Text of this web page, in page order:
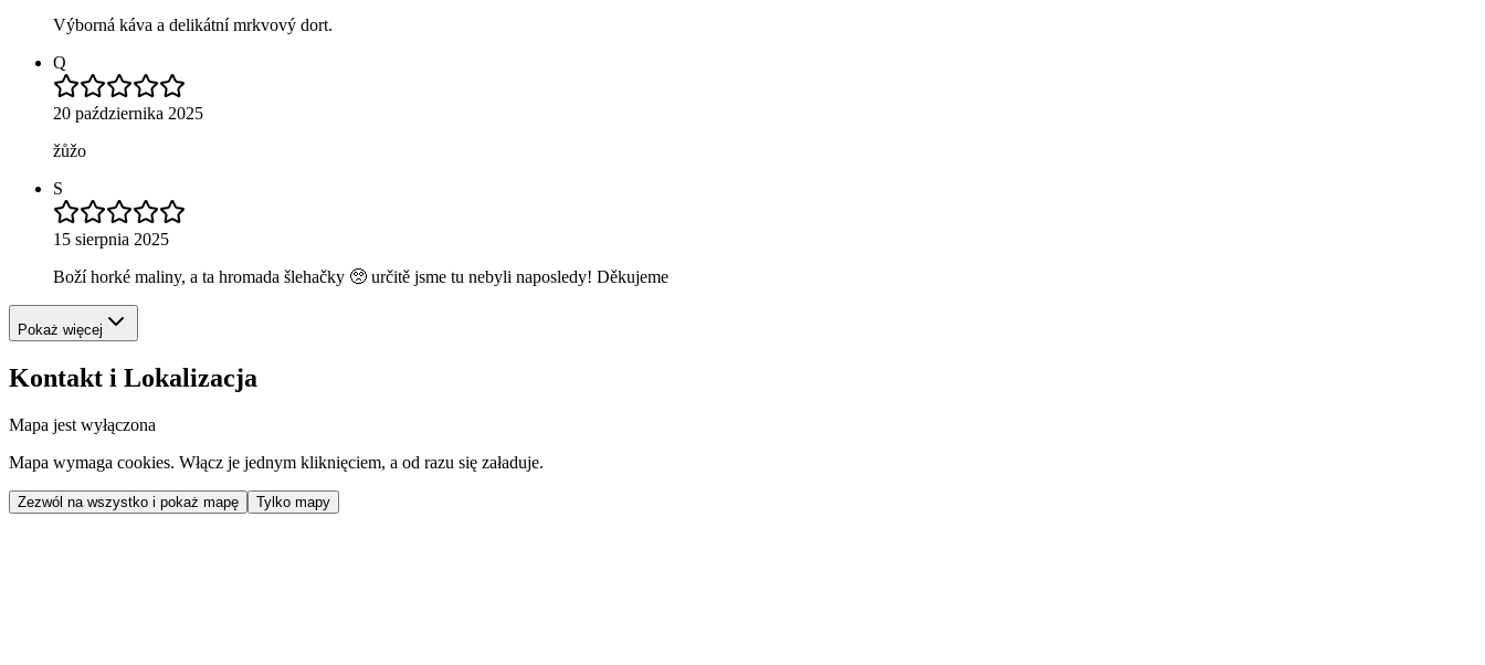
Výborná káva a delikátní mrkvový dort.
Q
20 października 2025
žůžo
S
15 sierpnia 2025
Boží horké maliny, a ta hromada šlehačky 🥺 určitě jsme tu nebyli naposledy! Děkujeme
Pokaż więcej
Kontakt i Lokalizacja
Mapa jest wyłączona
Mapa wymaga cookies. Włącz je jednym kliknięciem, a od razu się załaduje.
Zezwól na wszystko i pokaż mapę Tylko mapy